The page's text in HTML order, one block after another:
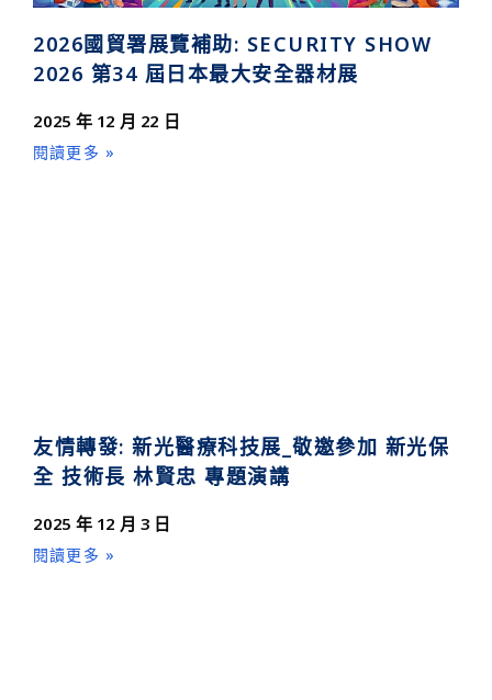
2026國貿署展覽補助: SECURITY SHOW
2026 第34 屆日本最大安全器材展
2025 年 12 月 22 日
閱讀更多 »
友情轉發: 新光醫療科技展_敬邀參加 新光保
全 技術長 林賢忠 專題演講
2025 年 12 月 3 日
閱讀更多 »